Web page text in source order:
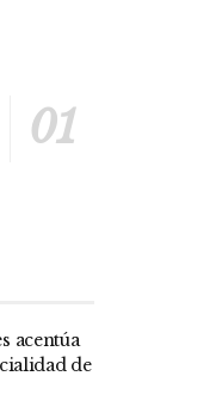
acentúa
de